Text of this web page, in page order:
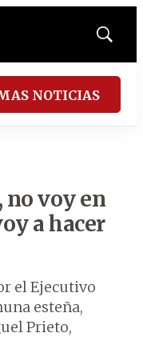
Mostrar
NOTICIAS
no voy en
a hacer
el Ejecutivo
esteña,
Prieto,